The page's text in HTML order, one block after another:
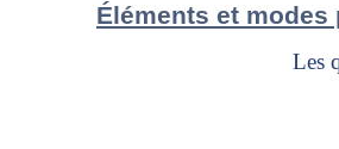
Éléments et